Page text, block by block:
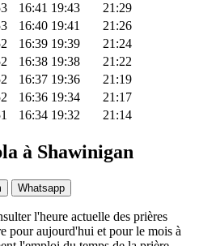
16:41 19:43
21:29
16:40 19:41
21:26
16:39 19:39
21:24
16:38 19:38
21:22
16:37 19:36
21:19
16:36 19:34
21:17
16:34 19:32 21:14
à Shawinigan
Whatsapp
l'heure actuelle des prières
pour aujourd'hui et pour le mois à